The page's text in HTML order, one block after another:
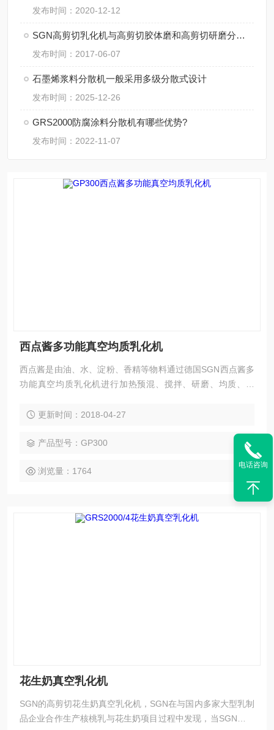
发布时间：2020-12-12
SGN高剪切乳化机与高剪切胶体磨和高剪切研磨分散机的区别
发布时间：2017-06-07
石墨烯浆料分散机一般采用多级分散式设计
发布时间：2025-12-26
GRS2000防腐涂料分散机有哪些优势?
发布时间：2022-11-07
西点酱多功能真空均质乳化机
西点酱是由油、水、淀粉、香精等物料通过德国SGN西点酱多
功能真空均质乳化机进行加热预混、搅拌、研磨、均质、乳
结合了德国SGN与德国史提芬两家公司的Z核心技术，使用德
在真空乳化锅里面的残留量（德国SGN原有真空乳化锅处理高
粘稠物料残留量虽好于国产设备，但相对史提芬的技术还是有
差距的）
更新时间：2018-04-27
产品型号：GP300
浏览量：1764
花生奶真空乳化机
SGN的高剪切花生奶真空乳化机，SGN在与国内多家大型乳制
品企业合作生产核桃乳与花生奶项目过程中发现，当SGN三级
电话咨询